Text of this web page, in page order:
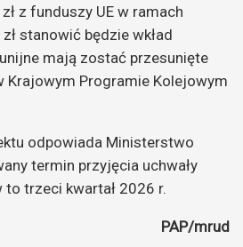
z funduszy UE w ramach
stanowić będzie wkład
mają zostać przesunięte
Krajowym Programie Kolejowym
odpowiada Ministerstwo
termin przyjęcia uchwały
trzeci kwartał 2026 r.
PAP/mrud